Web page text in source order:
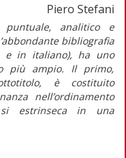
Piero Stefani
analitico e
bibliografia
e in italiano), ha uno
più ampio. Il primo,
è costituito
nell’ordinamento
estrinseca in una